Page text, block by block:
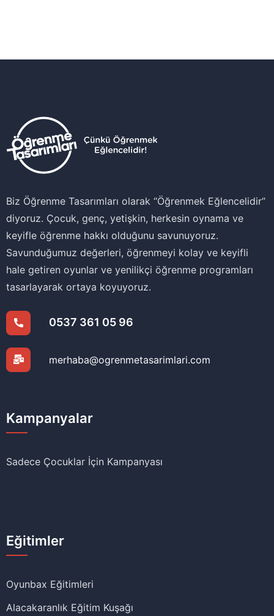
Biz Öğrenme Tasarımları olarak ‘‘Öğrenmek Eğlencelidir’’
diyoruz. Çocuk, genç, yetişkin, herkesin oynama ve
keyifle öğrenme hakkı olduğunu savunuyoruz.
Savunduğumuz değerleri, öğrenmeyi kolay ve keyifli
hale getiren oyunlar ve yenilikçi öğrenme programları
tasarlayarak ortaya koyuyoruz.
0537 361 05 96
merhaba@ogrenmetasarimlari.com
Kampanyalar
Sadece Çocuklar İçin Kampanyası
Eğitimler
Oyunbax Eğitimleri
Alacakaranlık Eğitim Kuşağı